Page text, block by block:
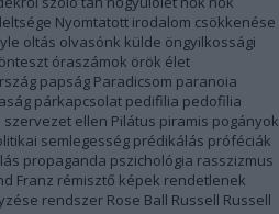
Nyomtatott irodalom csökkenése
oltás olvasónk külde öngyilkossági
önteszt óraszámok örök élet
papság Paradicsom paranoia
párkapcsolat pedifilia pedofilia
szervezet ellen Pilátus piramis pogányok
semlegesség prédikálás próféciák
propaganda pszichológia rasszizmus
Franz rémisztő képek rendetlenek
rendszer Rose Ball Russell Russell